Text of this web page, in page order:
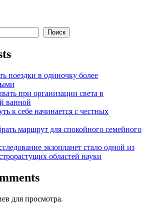
Поиск
поездки в одиночку более
при организации света в
ванной
к себе начинается с честных
маршрут для спокойного семейного
экзопланет стало одной из
областей науки
для просмотра.